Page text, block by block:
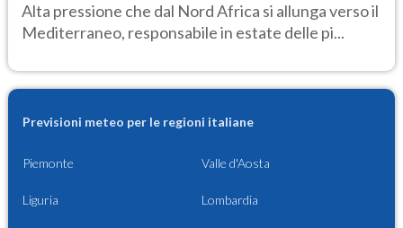
Alta pressione che dal Nord Africa si allunga verso il
Mediterraneo, responsabile in estate delle pi...
Previsioni meteo per le regioni italiane
Piemonte Valle d'Aosta
Liguria Lombardia